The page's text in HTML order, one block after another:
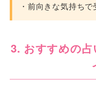
・前向きな気持ちで
3. おすすめの